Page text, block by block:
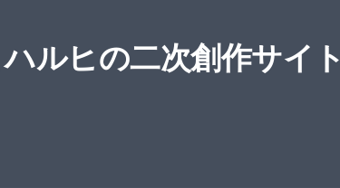
ルヒの二次創作サイト